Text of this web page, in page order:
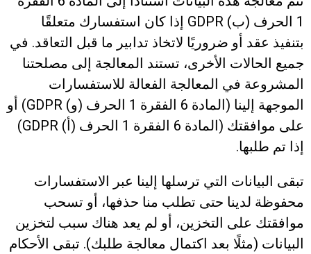
1 الحرف (ب) GDPR إذا كان استفسارك متعلقًا
بتنفيذ عقد أو ضروريًا لاتخاذ تدابير ما قبل التعاقد. في
جميع الحالات الأخرى، تستند المعالجة إلى مصلحتنا
المشروعة في المعالجة الفعالة للاستفسارات
الموجهة إلينا (المادة 6 الفقرة 1 الحرف (و) GDPR) أو
على موافقتك (المادة 6 الفقرة 1 الحرف (أ) GDPR)
إذا تم طلبها.
تبقى البيانات التي ترسلها إلينا عبر الاستفسارات
محفوظة لدينا حتى تطلب منا حذفها، أو تسحب
موافقتك على التخزين، أو لم يعد هناك سبب لتخزين
البيانات (مثلًا بعد اكتمال معالجة طلبك). تبقى الأحكام